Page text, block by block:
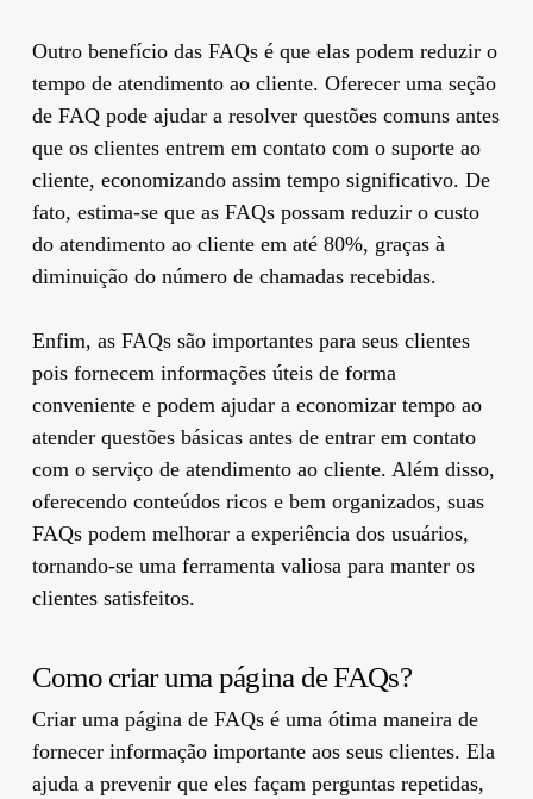
Outro benefício das FAQs é que elas podem reduzir o
tempo de atendimento ao cliente. Oferecer uma seção
de FAQ pode ajudar a resolver questões comuns antes
que os clientes entrem em contato com o suporte ao
cliente, economizando assim tempo significativo. De
fato, estima-se que as FAQs possam reduzir o custo
do atendimento ao cliente em até 80%, graças à
diminuição do número de chamadas recebidas.
Enfim, as FAQs são importantes para seus clientes
pois fornecem informações úteis de forma
conveniente e podem ajudar a economizar tempo ao
atender questões básicas antes de entrar em contato
com o serviço de atendimento ao cliente. Além disso,
oferecendo conteúdos ricos e bem organizados, suas
FAQs podem melhorar a experiência dos usuários,
tornando-se uma ferramenta valiosa para manter os
clientes satisfeitos.
Como criar uma página de FAQs?
Criar uma página de FAQs é uma ótima maneira de
fornecer informação importante aos seus clientes. Ela
ajuda a prevenir que eles façam perguntas repetidas,